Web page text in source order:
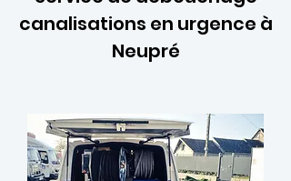
canalisations en urgence à
Neupré